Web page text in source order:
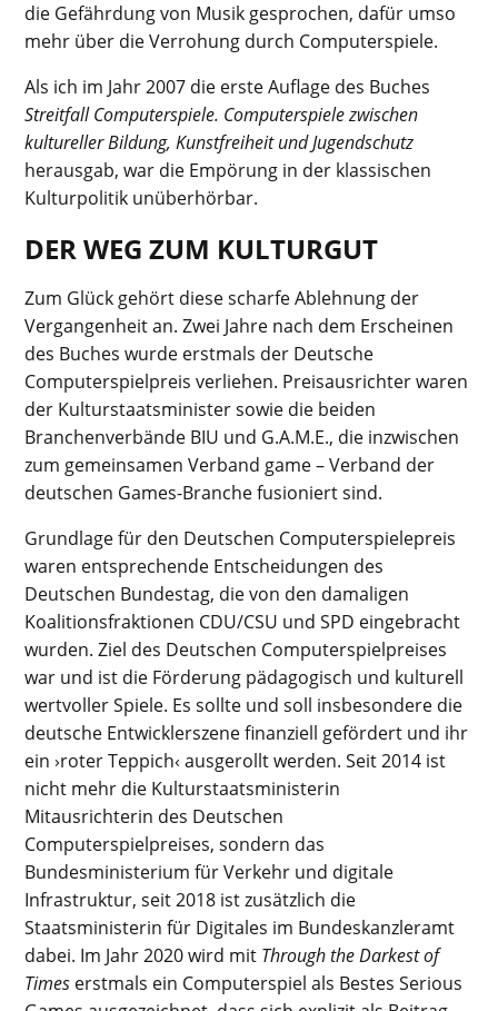
die Gefährdung von Musik gesprochen, dafür umso
mehr über die Verrohung durch Computerspiele.
Als ich im Jahr 2007 die erste Auflage des Buches
Streitfall Computerspiele. Computerspiele zwischen
kultureller Bildung, Kunstfreiheit und Jugendschutz
herausgab, war die Empörung in der klassischen
Kulturpolitik unüberhörbar.
DER WEG ZUM KULTURGUT
Zum Glück gehört diese scharfe Ablehnung der
Vergangenheit an. Zwei Jahre nach dem Erscheinen
des Buches wurde erstmals der Deutsche
Computerspielpreis verliehen. Preisausrichter waren
der Kulturstaatsminister sowie die beiden
Branchenverbände BIU und G.A.M.E., die inzwischen
zum gemeinsamen Verband game – Verband der
deutschen Games-Branche fusioniert sind.
Grundlage für den Deutschen Computerspielepreis
waren entsprechende Entscheidungen des
Deutschen Bundestag, die von den damaligen
Koalitionsfraktionen CDU/CSU und SPD eingebracht
wurden. Ziel des Deutschen Computerspielpreises
war und ist die Förderung pädagogisch und kulturell
wertvoller Spiele. Es sollte und soll insbesondere die
deutsche Entwicklerszene finanziell gefördert und ihr
ein ›roter Teppich‹ ausgerollt werden. Seit 2014 ist
nicht mehr die Kulturstaatsministerin
Mitausrichterin des Deutschen
Computerspielpreises, sondern das
Bundesministerium für Verkehr und digitale
Infrastruktur, seit 2018 ist zusätzlich die
Staatsministerin für Digitales im Bundeskanzleramt
dabei. Im Jahr 2020 wird mit Through the Darkest of
Times erstmals ein Computerspiel als Bestes Serious